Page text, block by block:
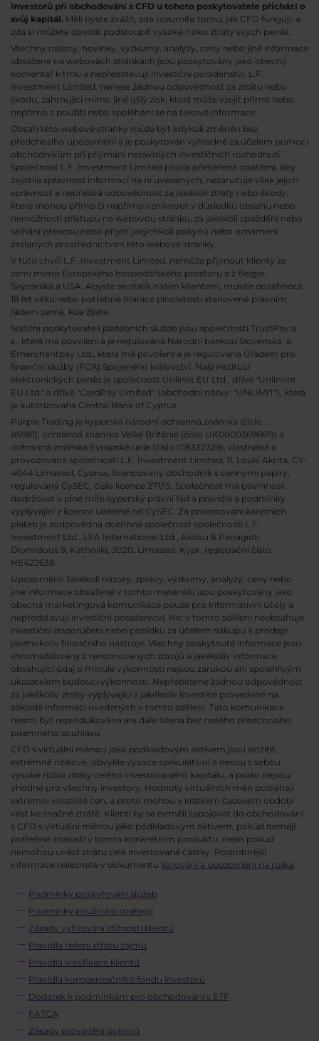
investorů při obchodování s CFD u tohoto poskytovatele přichází o
svůj kapitál. Měli byste zvážit, zda rozumíte tomu, jak CFD fungují, a
zda si můžete dovolit podstoupit vysoké riziko ztráty svých peněz.
Všechny názory, novinky, výzkumy, analýzy, ceny nebo jiné informace
obsažené na webovách stránkách jsou poskytovány jako obecný
komentář k trhu a nepředstavují investiční poradenství. L.F.
Investment Limited. nenese žádnou odpovědnost za ztrátu nebo
škodu, zahrnující mimo jiné ušlý zisk, která může vzejít přímo nebo
nepřímo z použití nebo spoléhání se na takové informace.
Obsah této webové stránky může být kdykoli změněn bez
předchozího upozornění a je poskytován výhradně za účelem pomoci
obchodníkům při přijímání nezávislých investičních rozhodnutí.
Společnost L.F. Investment Limited přijala přiměřená opatření, aby
zajistila správnost informací na ní uvedených, nezaručuje však jejich
správnost a nepřebírá odpovědnost za jakékoli ztráty nebo škody,
které mohou přímo či nepřímo vzniknout v důsledku obsahu nebo
nemožnosti přístupu na webovou stránku, za jakékoli zpoždění nebo
selhání přenosu nebo přijetí jakýchkoli pokynů nebo oznámení
zaslaných prostřednictvím této webové stránky.
V tuto chvíli L.F. Investment Limited. nemůže přijmout klienty ze
zemí mimo Evropského hospodářského prostoru a z Belgie,
Švýcarska a USA. Abyste se stal/a naším klientem, musíte dosáhnout
18 let věku nebo potřebné hranice plnoletosti stanovené právním
řádem země, kde žijete.
Našimi poskytovateli platebních služeb jsou společnosti TrustPay a.
s., která má povolení a je regulována Národní bankou Slovenska, a
Emerchantpay Ltd., která má povolení a je regulována Úřadem pro
finanční služby (FCA) Spojeného království. Naší institucí
elektronických peněz je společnost Unlimit EU Ltd., dříve "Unlimint
EU Ltd." a dříve "CardPay Limited", (obchodní názvy: "UNLIMIT"), která
je autorizována Central Bank of Cyprus.
Purple Trading je kyperská národní ochranná známka (číslo
85981), ochranná známka Velké Británie (číslo UK00003696619) a
ochranná známka Evropské unie (číslo 018332329), vlastněná a
provozovaná společností L.F. Investment Limited, 11, Louki Akrita, CY-
4044 Limassol, Cyprus, licencovaný obchodník s cennými papíry,
regulovaný CySEC, číslo licence 271/15. Společnost má povinnost
dodržovat v plné míře kyperský právní řád a pravidla a podmínky
vyplývající z licence udělené od CySEC. Za procesování karetních
plateb je zodpovědná dceřinná společnost společnosti L.F.
Investment Ltd., LFA International Ltd., Aiolou & Panagioti
Diomidous 9, Katholiki, 3020, Limassol, Kypr, registrační číslo:
HE422638.
Upozornění: Jakékoli názory, zprávy, výzkumy, analýzy, ceny nebo
jiné informace obsažené v tomto materiálu jsou poskytovány jako
obecná marketingová komunikace pouze pro informativní účely a
nepředstavují investiční poradenství. Nic v tomto sdělení neobsahuje
investiční doporučení nebo pobídku za účelem nákupu a prodeje
jakéhokoliv finančního nástroje. Všechny poskytnuté informace jsou
shromažďovány z renomovaných zdrojů a jakékoliv informace
obsahující údaj o minulé výkonnosti nejsou zárukou ani spolehlivým
ukazatelem budoucí výkonnosti. Nepřebíráme žádnou odpovědnost
za jakékoliv ztráty vyplývající z jakékoliv investice provedené na
základě informací uvedených v tomto sdělení. Tato komunikace
nesmí být reprodukována ani dále šířena bez našeho předchozího
písemného souhlasu.
CFD s virtuální měnou jako podkladovým aktivem jsou složité,
extrémně rizikové, obvykle vysoce spekulativní a nesou s sebou
vysoké riziko ztráty celého investovaného kapitálu, a proto nejsou
vhodné pro všechny investory. Hodnoty virtuálních měn podléhají
extrémní volatilitě cen, a proto mohou v krátkém časovém období
vést ke značné ztrátě. Klienti by se neměli zapojovat do obchodování
s CFD s virtuální měnou jako podkladovým aktivem, pokud nemají
potřebné znalosti v tomto konkrétním produktu; nebo pokud
nemohou unést ztrátu celé investované částky. Podrobnější
informace naleznete v dokumentu Varování a upozornění na rizika.
Podmínky poskytování služeb
Podmínky používání strategií
Zásady vyřizování stížností klientů
Pravidla řešení střetu zájmů
Pravidla klasifikace klientů
Pravidla kompenzačního fondu investorů
Dodatek k podmínkám pro obchodování s ETF
FATCA
Zásady provádění pokynů